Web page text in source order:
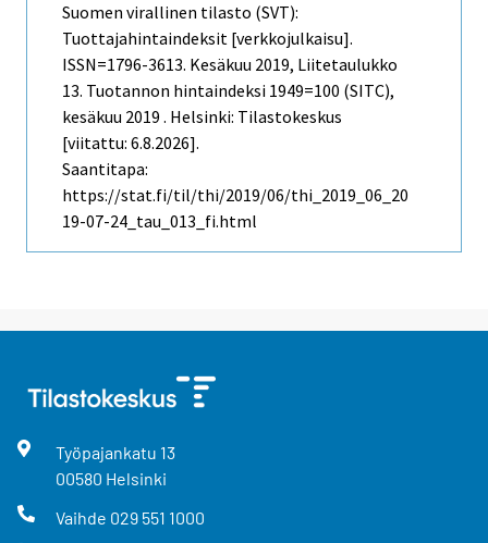
Suomen virallinen tilasto (SVT):
Tuottajahintaindeksit [verkkojulkaisu].
ISSN=1796-3613. Kesäkuu 2019, Liitetaulukko
13. Tuotannon hintaindeksi 1949=100 (SITC),
kesäkuu 2019 . Helsinki: Tilastokeskus
[viitattu: 6.8.2026].
Saantitapa:
https://stat.fi/til/thi/2019/06/thi_2019_06_20
19-07-24_tau_013_fi.html
Työpajankatu 13
00580 Helsinki
Vaihde 029 551 1000